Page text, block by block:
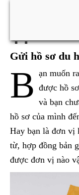
Gửi hồ sơ du
B ạn muốn
được hồ
và bạn
hồ sơ của mình
Hay bạn là đơn vị
từ, hợp đồng bản
được đơn vị nào